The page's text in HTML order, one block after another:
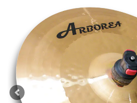
Previous